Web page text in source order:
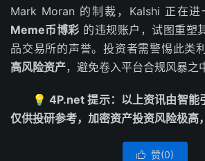
Mark Moran 的制裁，Kalshi 正在
Meme币博彩 的违规账户，试图重塑
品交易所的声誉。投资者需警惕此类
高风险资产，避免卷入平台合规风暴之
💡 4P.net 提示：以上资讯由智能
仅供投研参考，加密资产投资风险极高
 赞(0)